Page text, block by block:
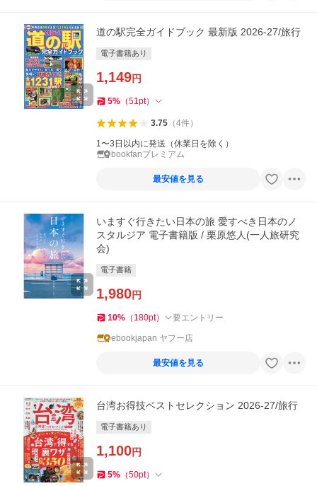
道の駅完全ガイドブック 最新版 2026-27/旅行
電子書籍あり
1,149円
5% （51pt）
3.75（4件）
1〜3日以内に発送（休業日を除く）
bookfanプレミアム
最安値を見る
いますぐ行きたい日本の旅 愛すべき日本のノ
スタルジア 電子書籍版 / 栗原悠人(一人旅研究
会)
電子書籍
1,980円
10% （ 180pt） 要エントリー
ebookjapan ヤフー店
最安値を見る
台湾お得技ベストセレクション 2026-27/旅行
電子書籍あり
1,100円
5% （50pt）